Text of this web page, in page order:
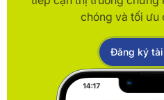
chóng và tối ưu
Đăng ký tài